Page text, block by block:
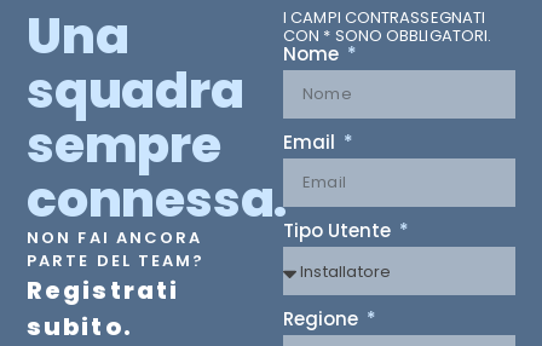
Una
squadra
sempre
connessa.
NON FAI ANCORA
PARTE DEL TEAM?
Registrati
subito.
I CAMPI CONTRASSEGNATI
CON * SONO OBBLIGATORI.
Nome
Email
Tipo Utente
Regione